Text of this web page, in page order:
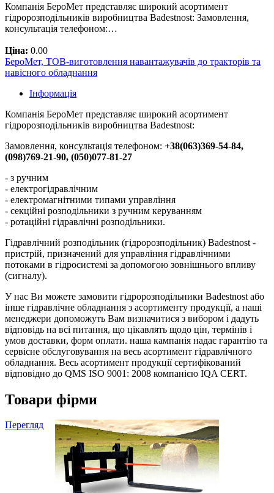
Компанія БероМет представляє широкий асортимент
гідророзподільників виробництва Badestnost: Замовлення,
консультація телефоном:…
Ціна: 0.00
БероМет, ТОВ-виготовлення навантажувачів до тракторів та
навісного обладнання
Інформація
Компанія БероМет представляє широкий асортимент
гідророзподільників виробництва Badestnost:
Замовлення, консультація телефоном: +38(063)369-54-84,
(098)769-21-90, (050)077-81-27
- з ручним
- електрогідравлічним
- електромагнітними типами управління
- секційні розподільники з ручним керуванням
- ротаційні гідравлічні розподільники.
Гідравлічний розподільник (гідророзподільник) Badestnost -
пристрій, призначений для управління гідравлічними
потоками в гідросистемі за допомогою зовнішнього впливу
(сигналу).
У нас Ви можете замовити гідророзподільники Badestnost або
інше гідравлічне обладнання з асортименту продукції, а наші
менеджери допоможуть Вам визначитися з вибором і дадуть
відповідь на всі питання, що цікавлять щодо цін, термінів і
умов доставки, форм оплати. наша кампанія надає гарантію та
сервісне обслуговування на весь асортимент гідравлічного
обладнання. Весь асортимент продукції сертифікований
відповідно до QMS ISO 9001: 2008 компанією IQA CERT.
Товари фірми
Перегляд